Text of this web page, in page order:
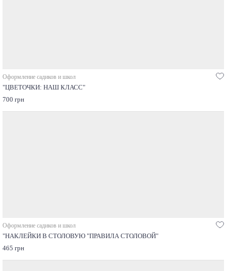
Оформление садиков и школ
"ЦВЕТОЧКИ: НАШ КЛАСС"
700 грн
Оформление садиков и школ
"НАКЛЕЙКИ В СТОЛОВУЮ "ПРАВИЛА СТОЛОВОЙ"
465 грн